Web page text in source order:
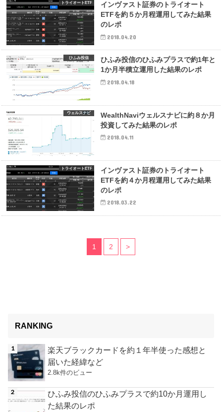
トライオートETF
インヴァスト証券のトライオート
ETFを約５か月程運用してみた結果
のレポ
2018.04.20
ひふみ投信
ひふみ投信のひふみプラスで約1年と
1か月半積立運用した結果のレポ
2018.04.18
ウェルスナビ
WealthNaviウェルスナビに約８か月
投資してみた結果のレポ
2018.04.11
トライオートETF
インヴァスト証券のトライオート
ETFを約４か月程運用してみた結果
のレポ
2018.03.22
1 2 >
RANKING
楽天ブラックカードを約１年半使った感想と
届いた経緯など
2.8k件のビュー
ひふみ投信のひふみプラスで約10か月運用し
た結果のレポ